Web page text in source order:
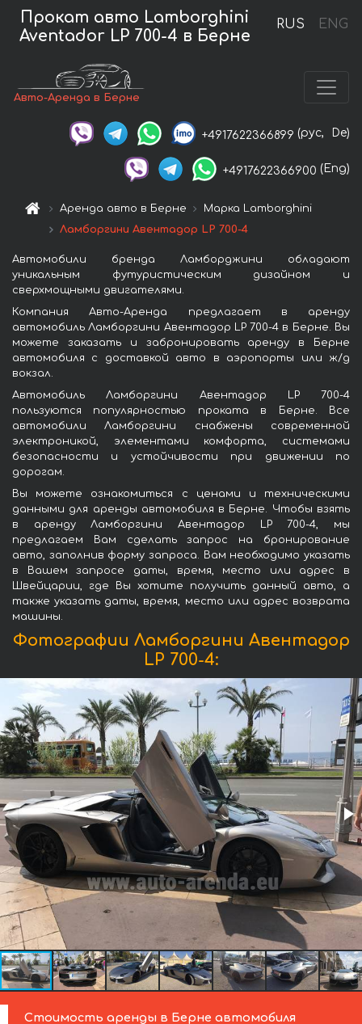
RUS ENG
Прокат авто Lamborghini
Aventador LP 700-4 в Берне
Авто-Аренда в Берне
+4917622366899 (рус, De)
+4917622366900 (Eng)
Аренда авто в Берне
Марка Lamborghini
Ламборгини Авентадор LP 700-4
Автомобили бренда Ламборджини обладают
уникальным футуристическим дизайном и
сверхмощными двигателями.
Компания Авто-Аренда предлагает в аренду
автомобиль Ламборгини Авентадор LP 700-4 в Берне. Вы
можете заказать и забронировать аренду в Берне
автомобиля с доставкой авто в аэропорты или ж/д
вокзал.
Автомобиль Ламборгини Авентадор LP 700-4
пользуются популярностью проката в Берне. Все
автомобили Ламборгини снабжены современной
электроникой, элементами комфорта, системами
безопасности и устойчивости при движении по
дорогам.
Вы можете ознакомиться с ценами и техническими
данными для аренды автомобиля в Берне. Чтобы взять
в аренду Ламборгини Авентадор LP 700-4, мы
предлагаем Вам сделать запрос на бронирование
авто, заполнив форму запроса. Вам необходимо указать
в Вашем запросе даты, время, место или адрес в
Швейцарии, где Вы хотите получить данный авто, а
также указать даты, время, место или адрес возврата
машины.
Фотографии Ламборгини Авентадор
LP 700-4:
Стоимость аренды в Берне автомобиля